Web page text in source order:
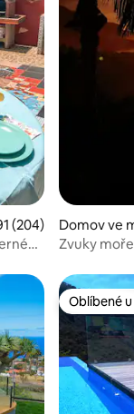
hodnocení
(204)
Domov ve
s
Zvuky
Oblíbené
Oblíbené